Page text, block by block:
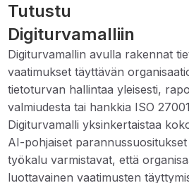
Tutustu
Digiturvamalliin
Digiturvamallin avulla rakennat
vaatimukset täyttävän
tietoturvan hallintaa yleisesti,
valmiudesta tai hankkia ISO
Digiturvamalli yksinkertaistaa
AI-pohjaiset
työkalu varmistavat, että
luottavainen vaatimusten